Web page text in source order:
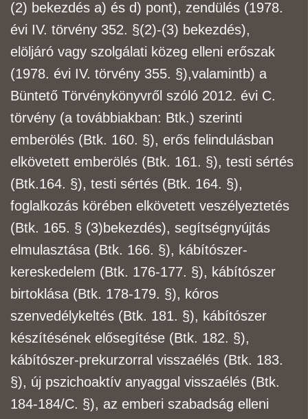
(2) bekezdés a) és d) pont), zendülés (1978.
évi IV. törvény 352. §(2)-(3) bekezdés),
elöljáró vagy szolgálati közeg elleni erőszak
(1978. évi IV. törvény 355. §),valamintb) a
Büntető Törvénykönyvről szóló 2012. évi C.
törvény (a továbbiakban: Btk.) szerinti
emberölés (Btk. 160. §), erős felindulásban
elkövetett emberölés (Btk. 161. §), testi sértés
(Btk.164. §), testi sértés (Btk. 164. §),
foglalkozás körében elkövetett veszélyeztetés
(Btk. 165. § (3)bekezdés), segítségnyújtás
elmulasztása (Btk. 166. §), kábítószer-
kereskedelem (Btk. 176-177. §), kábítószer
birtoklása (Btk. 178-179. §), kóros
szenvedélykeltés (Btk. 181. §), kábítószer
készítésének elősegítése (Btk. 182. §),
kábítószer-prekurzorral visszaélés (Btk. 183.
§), új pszichoaktív anyaggal visszaélés (Btk.
184-184/C. §), az emberi szabadság elleni